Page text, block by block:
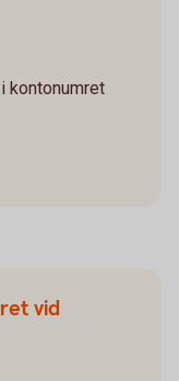
kontonumret
vid